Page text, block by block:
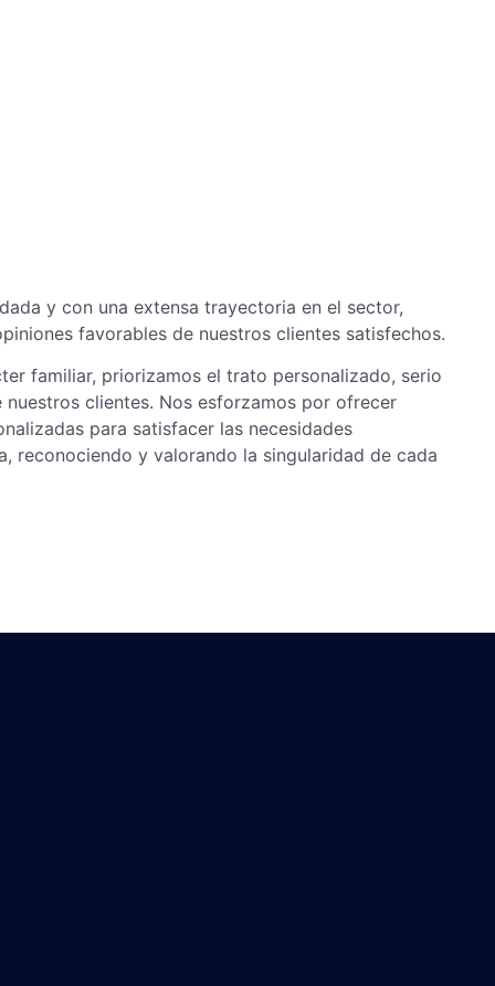
y con una extensa trayectoria en el sector,
favorables de nuestros clientes satisfechos.
familiar, priorizamos el trato personalizado, serio
clientes. Nos esforzamos por ofrecer
para satisfacer las necesidades
reconociendo y valorando la singularidad de cada